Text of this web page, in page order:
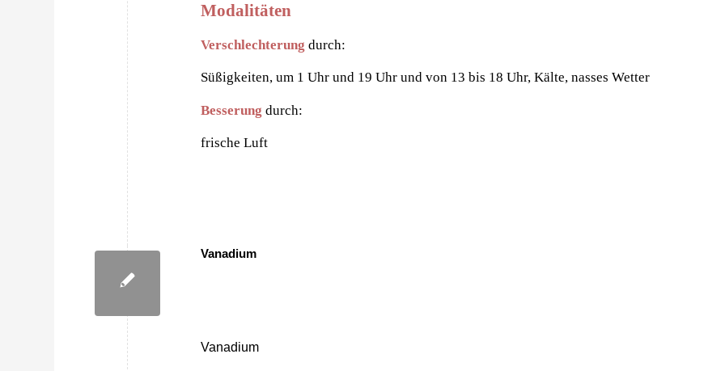
Modalitäten
Verschlechterungdurch:
Süßigkeiten, um 1 Uhr und 19 Uhr und von 13 bis 18 Uhr, Kälte, nasses Wetter
Besserung durch:
frische Luft
Vanadium
Vanadium